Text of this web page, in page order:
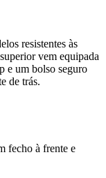
resistentes às
vem equipada
e um bolso seguro
de trás.
fecho à frente e